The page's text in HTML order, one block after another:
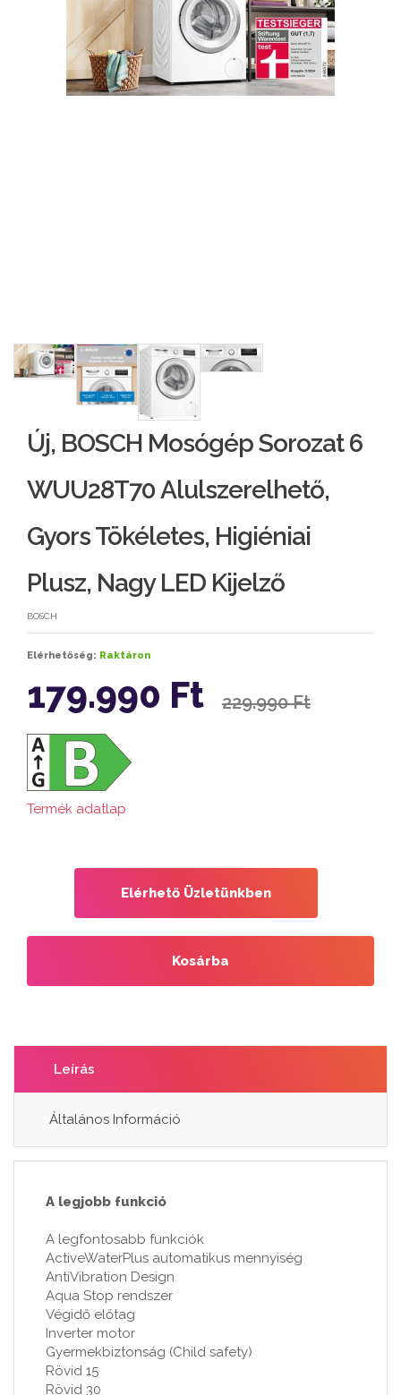
Új, BOSCH Mosógép Sorozat 6
WUU28T70 Alulszerelhető,
Gyors Tökéletes, Higiéniai
Plusz, Nagy LED Kijelző
BOSCH
Elérhetőség: Raktáron
179.990 Ft 229.990 Ft
Termék adatlap
Elérhető Üzletünkben
Kosárba
Leírás
Általános Információ
A legjobb funkció
A legfontosabb funkciók
ActiveWaterPlus automatikus mennyiség
AntiVibration Design
Aqua Stop rendszer
Végidő előtag
Inverter motor
Gyermekbiztonság (Child safety)
Rövid 15
Rövid 30